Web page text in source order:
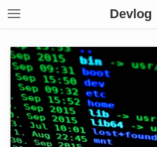
Devlog